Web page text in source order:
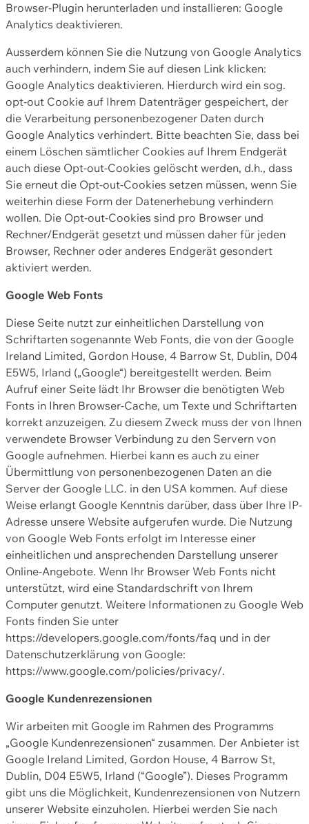
Browser-Plugin herunterladen und installieren: Google
Analytics deaktivieren.
Ausserdem können Sie die Nutzung von Google Analytics
auch verhindern, indem Sie auf diesen Link klicken:
Google Analytics deaktivieren. Hierdurch wird ein sog.
opt-out Cookie auf Ihrem Datenträger gespeichert, der
die Verarbeitung personenbezogener Daten durch
Google Analytics verhindert. Bitte beachten Sie, dass bei
einem Löschen sämtlicher Cookies auf Ihrem Endgerät
auch diese Opt-out-Cookies gelöscht werden, d.h., dass
Sie erneut die Opt-out-Cookies setzen müssen, wenn Sie
weiterhin diese Form der Datenerhebung verhindern
wollen. Die Opt-out-Cookies sind pro Browser und
Rechner/Endgerät gesetzt und müssen daher für jeden
Browser, Rechner oder anderes Endgerät gesondert
aktiviert werden.
Google Web Fonts
Diese Seite nutzt zur einheitlichen Darstellung von
Schriftarten sogenannte Web Fonts, die von der Google
Ireland Limited, Gordon House, 4 Barrow St, Dublin, D04
E5W5, Irland („Google“) bereitgestellt werden. Beim
Aufruf einer Seite lädt Ihr Browser die benötigten Web
Fonts in Ihren Browser-Cache, um Texte und Schriftarten
korrekt anzuzeigen. Zu diesem Zweck muss der von Ihnen
verwendete Browser Verbindung zu den Servern von
Google aufnehmen. Hierbei kann es auch zu einer
Übermittlung von personenbezogenen Daten an die
Server der Google LLC. in den USA kommen. Auf diese
Weise erlangt Google Kenntnis darüber, dass über Ihre IP-
Adresse unsere Website aufgerufen wurde. Die Nutzung
von Google Web Fonts erfolgt im Interesse einer
einheitlichen und ansprechenden Darstellung unserer
Online-Angebote. Wenn Ihr Browser Web Fonts nicht
unterstützt, wird eine Standardschrift von Ihrem
Computer genutzt. Weitere Informationen zu Google Web
Fonts finden Sie unter
https://developers.google.com/fonts/faq und in der
Datenschutzerklärung von Google:
https://www.google.com/policies/privacy/.
Google Kundenrezensionen
Wir arbeiten mit Google im Rahmen des Programms
„Google Kundenrezensionen“ zusammen. Der Anbieter ist
Google Ireland Limited, Gordon House, 4 Barrow St,
Dublin, D04 E5W5, Irland (“Google”). Dieses Programm
gibt uns die Möglichkeit, Kundenrezensionen von Nutzern
unserer Website einzuholen. Hierbei werden Sie nach